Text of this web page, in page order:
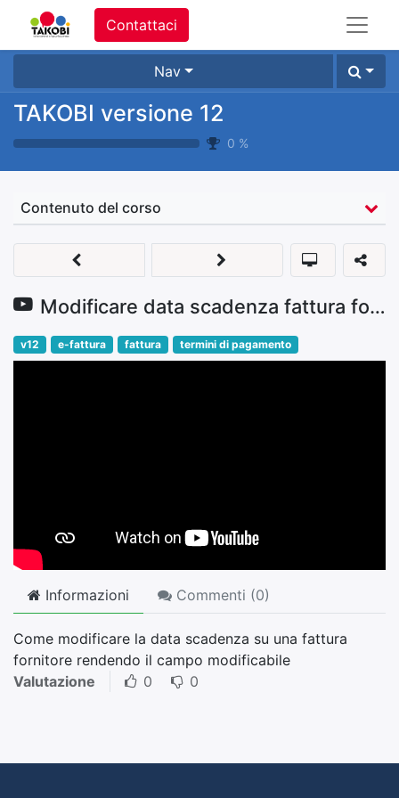
Contattaci
Nav
TAKOBI versione 12
0 %
Contenuto del corso
Modificare data scadenza fattura fornitore
v12 e-fattura fattura termini di pagamento
Informazioni Commenti (0)
Come modificare la data scadenza su una fattura
fornitore rendendo il campo modificabile
Valutazione
0 0